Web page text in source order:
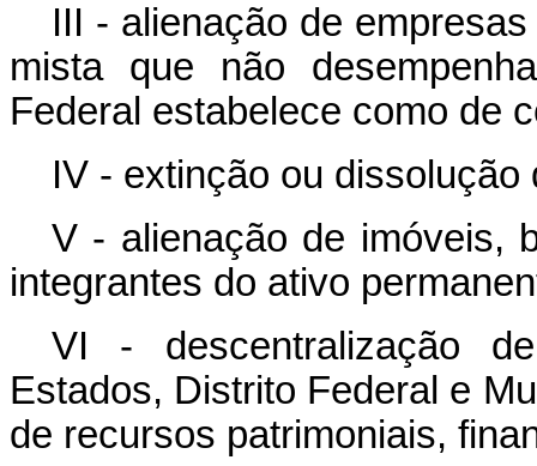
III - alienação de
mista que não
Federal estabelece como de
IV - extinção ou
V - alienação de imóveis,
integrantes do ativo
VI - descentralização
Estados, Distrito Federal e
de recursos patrimoniais,